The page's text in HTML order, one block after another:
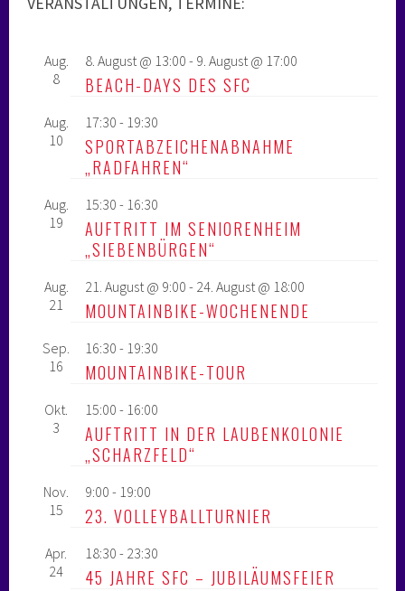
Aug.
8
8. August @ 13:00 - 9. August @ 17:00
BEACH-DAYS DES SFC
Aug.
10
17:30 - 19:30
SPORTABZEICHENABNAHME
„RADFAHREN“
Aug.
19
15:30 - 16:30
AUFTRITT IM SENIORENHEIM
„SIEBENBÜRGEN“
Aug.
21
21. August @ 9:00 - 24. August @ 18:00
MOUNTAINBIKE-WOCHENENDE
Sep.
16
16:30 - 19:30
MOUNTAINBIKE-TOUR
Okt.
3
15:00 - 16:00
AUFTRITT IN DER LAUBENKOLONIE
„SCHARZFELD“
Nov.
15
9:00 - 19:00
23. VOLLEYBALLTURNIER
Apr.
24
18:30 - 23:30
45 JAHRE SFC – JUBILÄUMSFEIER